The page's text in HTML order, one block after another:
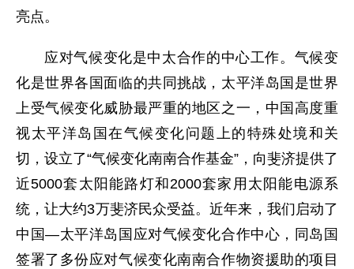
亮点。
应对气候变化是中太合作的中心工作。气候变
化是世界各国面临的共同挑战，太平洋岛国是世界
上受气候变化威胁最严重的地区之一，中国高度重
视太平洋岛国在气候变化问题上的特殊处境和关
切，设立了“气候变化南南合作基金”，向斐济提供了
近5000套太阳能路灯和2000套家用太阳能电源系
统，让大约3万斐济民众受益。近年来，我们启动了
中国—太平洋岛国应对气候变化合作中心，同岛国
签署了多份应对气候变化南南合作物资援助的项目